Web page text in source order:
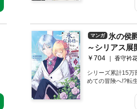
原作・白露雪音先
ない。魔女ラミ
い、ふたりを互い
はじまりの聖女
スに救われた日々
失った悲しみは消
のギルドメンバー
マンガ
氷の侯
～シリアス展
しまった私
シリーズ累計15万
る、ほのぼの異